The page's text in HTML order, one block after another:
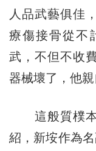
人品武藝俱佳
療傷接骨從不
武，不但不收
器械壞了，他親
這般質樸本
紹，新垵作為